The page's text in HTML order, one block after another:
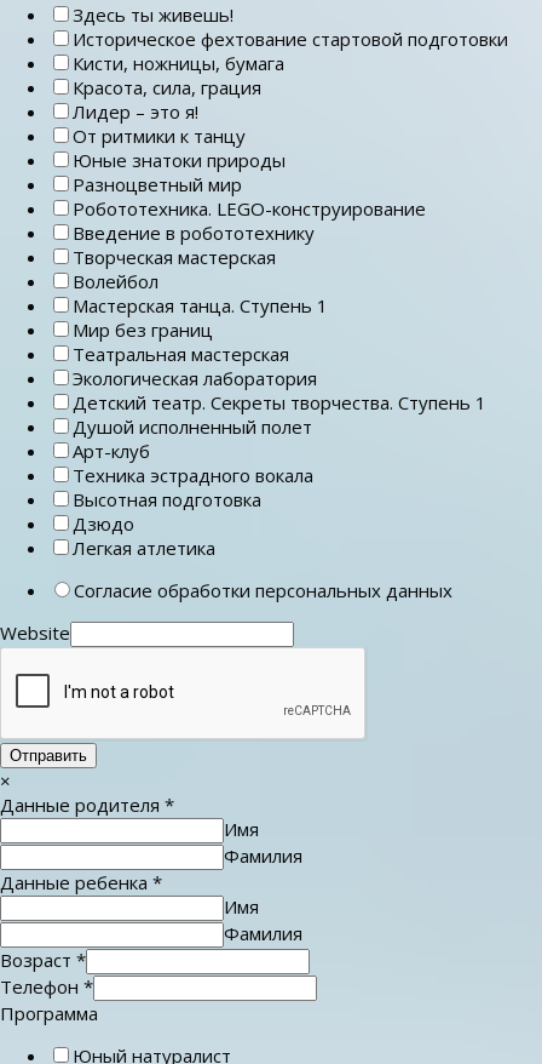
Здесь ты живешь!
Историческое фехтование стартовой подготовки
Кисти, ножницы, бумага
Красота, сила, грация
Лидер – это я!
От ритмики к танцу
Юные знатоки природы
Разноцветный мир
Робототехника. LEGO-конструирование
Введение в робототехнику
Творческая мастерская
Волейбол
Мастерская танца. Ступень 1
Мир без границ
Театральная мастерская
Экологическая лаборатория
Детский театр. Секреты творчества. Ступень 1
Душой исполненный полет
Арт-клуб
Техника эстрадного вокала
Высотная подготовка
Дзюдо
Легкая атлетика
Согласие обработки персональных данных
Website
Отправить
×
Данные родителя *
Имя
Фамилия
Данные ребенка *
Имя
Фамилия
Возраст *
Телефон *
Программа
Юный натуралист